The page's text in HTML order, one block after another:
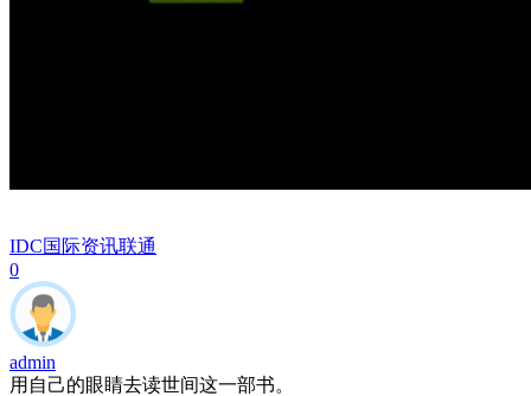
IDC国际资讯联通
0
admin
用自己的眼睛去读世间这一部书。